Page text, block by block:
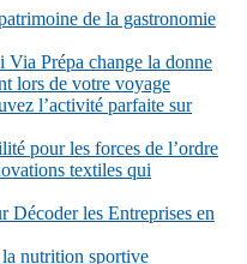
de la gastronomie
Prépa change la donne
lors de votre voyage
l’activité parfaite sur
pour les forces de l’ordre
textiles qui
Décoder les Entreprises en
la nutrition sportive